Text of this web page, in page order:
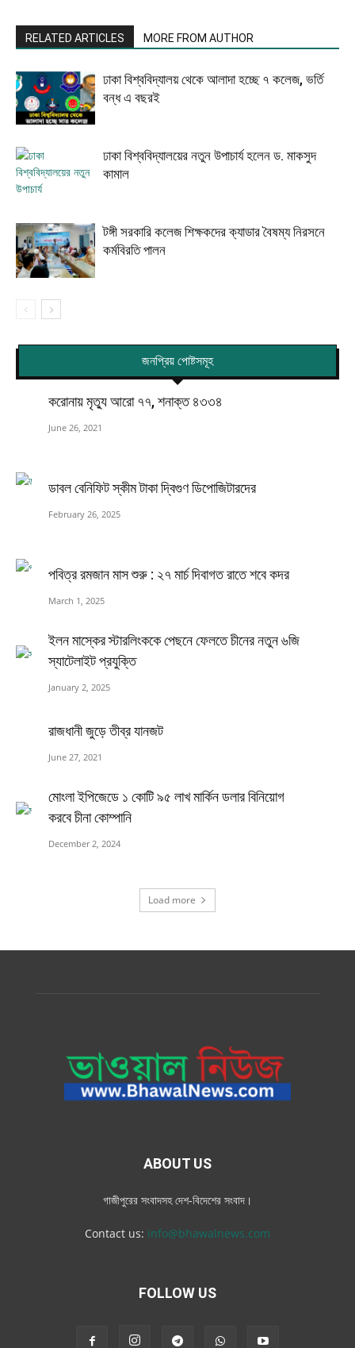
RELATED ARTICLES MORE FROM AUTHOR
ঢাকা বিশ্ববিদ্যালয় থেকে আলাদা হচ্ছে ৭ কলেজ, ভর্তি
বন্ধ এ বছরই
ঢাকা বিশ্ববিদ্যালয়ের নতুন উপাচার্য হলেন ড. মাকসুদ
কামাল
টঙ্গী সরকারি কলেজ শিক্ষকদের ক্যাডার বৈষম্য নিরসনে
কর্মবিরতি পালন
জনপ্রিয় পোষ্টসমূহ
করোনায় মৃত্যু আরো ৭৭, শনাক্ত ৪৩৩৪
June 26, 2021
ডাবল বেনিফিট স্কীম টাকা দ্বিগুণ ডিপোজিটারদের
February 26, 2025
পবিত্র রমজান মাস শুরু : ২৭ মার্চ দিবাগত রাতে শবে কদর
March 1, 2025
ইলন মাস্কের স্টারলিংককে পেছনে ফেলতে চীনের নতুন ৬জি
স্যাটেলাইট প্রযুক্তি
January 2, 2025
রাজধানী জুড়ে তীব্র যানজট
June 27, 2021
মোংলা ইপিজেডে ১ কোটি ৯৫ লাখ মার্কিন ডলার বিনিয়োগ
করবে চীনা কোম্পানি
December 2, 2024
Load more
ABOUT US
গাজীপুরের সংবাদসহ দেশ-বিদেশের সংবাদ।
Contact us: info@bhawalnews.com
FOLLOW US